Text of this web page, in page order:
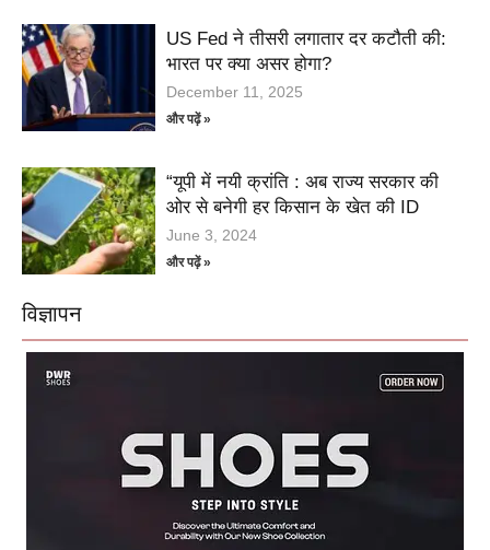
US Fed ने तीसरी लगातार दर कटौती की:
भारत पर क्या असर होगा?
December 11, 2025
और पढ़ें »
“यूपी में नयी क्रांति : अब राज्य सरकार की
ओर से बनेगी हर किसान के खेत की ID
June 3, 2024
और पढ़ें »
विज्ञापन